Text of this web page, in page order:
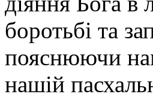
боротьбі та
пояснюючи
нашій